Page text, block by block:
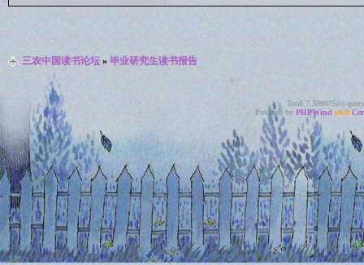
三农中国读书论坛» 毕业研究生读书报告
Total 7.399075(s)
Powered by PHPWind v6.0